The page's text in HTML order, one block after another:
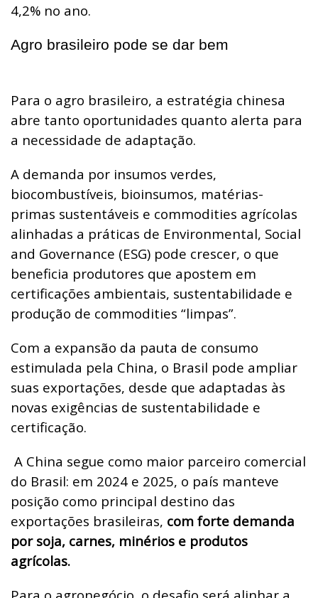
4,2% no ano.
Agro brasileiro pode se dar bem
Para o agro brasileiro, a estratégia chinesa
abre tanto oportunidades quanto alerta para
a necessidade de adaptação.
A demanda por insumos verdes,
biocombustíveis, bioinsumos, matérias-
primas sustentáveis e commodities agrícolas
alinhadas a práticas de Environmental, Social
and Governance (ESG) pode crescer, o que
beneficia produtores que apostem em
certificações ambientais, sustentabilidade e
produção de commodities “limpas”.
Com a expansão da pauta de consumo
estimulada pela China, o Brasil pode ampliar
suas exportações, desde que adaptadas às
novas exigências de sustentabilidade e
certificação.
A China segue como maior parceiro comercial
do Brasil: em 2024 e 2025, o país manteve
posição como principal destino das
exportações brasileiras, com forte demanda
por soja, carnes, minérios e produtos
agrícolas.